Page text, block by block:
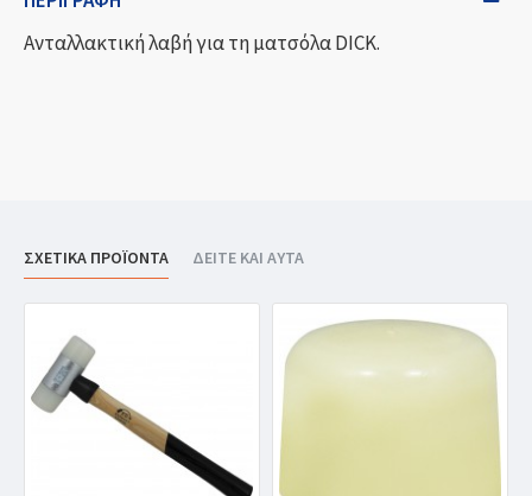
Ανταλλακτική λαβή για τη ματσόλα DICK.
ΣΧΕΤΙΚΑ ΠΡΟΪΟΝΤΑ ΔΕΙΤΕ ΚΑΙ ΑΥΤΑ